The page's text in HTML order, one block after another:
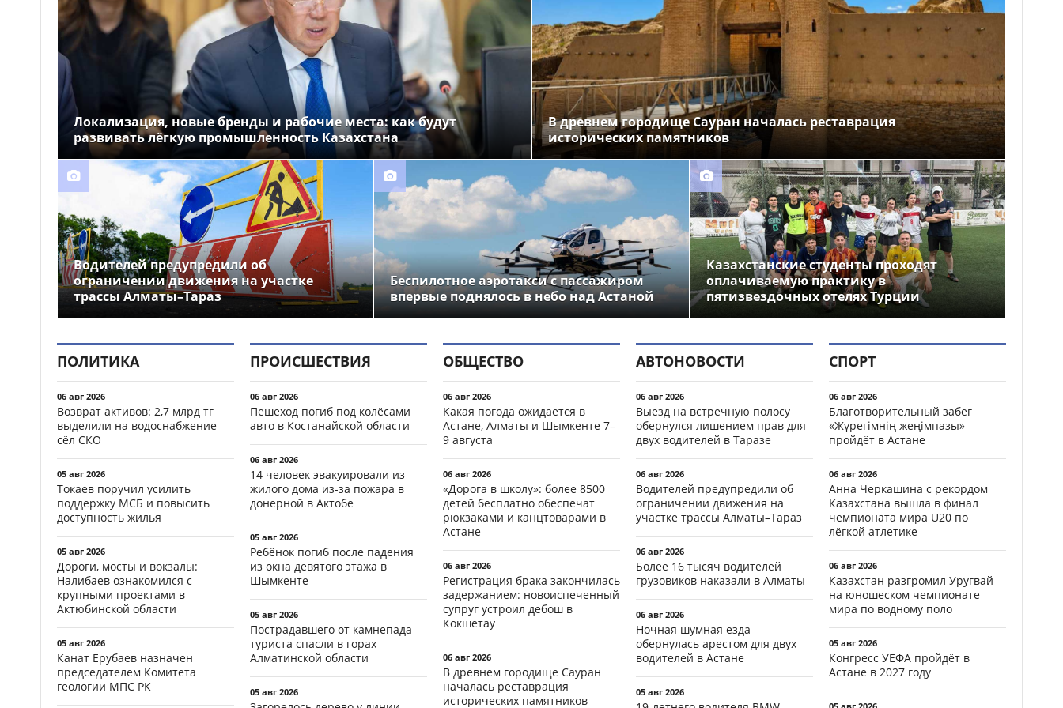
09:24
14 человек эвакуировали
из жилого дома из-за пожара в
донерной в Актобе
09:19
обернулась арестом для двух
водителей в Астане
Локализация, новые бренды и рабочие места: как будут
развивать лёгкую промышленность Казахстана
В древнем городище Сауран началась реставрация
исторических памятников
Водителей предупредили об
ограничении движения на участке
трассы Алматы–Тараз
Беспилотное аэротакси с пассажиром
впервые поднялось в небо над Астаной
Казахстанские студенты проходят
оплачиваемую практику в
пятизвездочных отелях Турции
ПОЛИТИКА
06 авг 2026
Возврат активов: 2,7 млрд тг
выделили на водоснабжение
сёл СКО
05 авг 2026
Токаев поручил усилить
поддержку МСБ и повысить
доступность жилья
05 авг 2026
Дороги, мосты и вокзалы:
Налибаев ознакомился с
крупными проектами в
Актюбинской области
05 авг 2026
Канат Ерубаев назначен
председателем Комитета
геологии МПС РК
ПРОИСШЕСТВИЯ
06 авг 2026
Пешеход погиб под колёсами
авто в Костанайской области
06 авг 2026
14 человек эвакуировали из
жилого дома из-за пожара в
донерной в Актобе
05 авг 2026
Ребёнок погиб после падения
из окна девятого этажа в
Шымкенте
05 авг 2026
Пострадавшего от камнепада
туриста спасли в горах
Алматинской области
05 авг 2026
ОБЩЕСТВО
06 авг 2026
Какая погода ожидается в
Астане, Алматы и Шымкенте 7–
9 августа
06 авг 2026
«Дорога в школу»: более 8500
детей бесплатно обеспечат
рюкзаками и канцтоварами в
Астане
06 авг 2026
Регистрация брака закончилась
задержанием: новоиспеченный
супруг устроил дебош в
Кокшетау
06 авг 2026
В древнем городище Сауран
началась реставрация
исторических памятников
АВТОНОВОСТИ
06 авг 2026
Выезд на встречную полосу
обернулся лишением прав для
двух водителей в Таразе
06 авг 2026
Водителей предупредили об
ограничении движения на
участке трассы Алматы–Тараз
06 авг 2026
Более 16 тысяч водителей
грузовиков наказали в Алматы
06 авг 2026
Ночная шумная езда
обернулась арестом для двух
водителей в Астане
05 авг 2026
СПОРТ
06 авг 2026
Благотворительный забег
«Жүрегімнің жеңімпазы»
пройдёт в Астане
06 авг 2026
Анна Черкашина с рекордом
Казахстана вышла в финал
чемпионата мира U20 по
лёгкой атлетике
06 авг 2026
Казахстан разгромил Уругвай
на юношеском чемпионате
мира по водному поло
05 авг 2026
Конгресс УЕФА пройдёт в
Астане в 2027 году